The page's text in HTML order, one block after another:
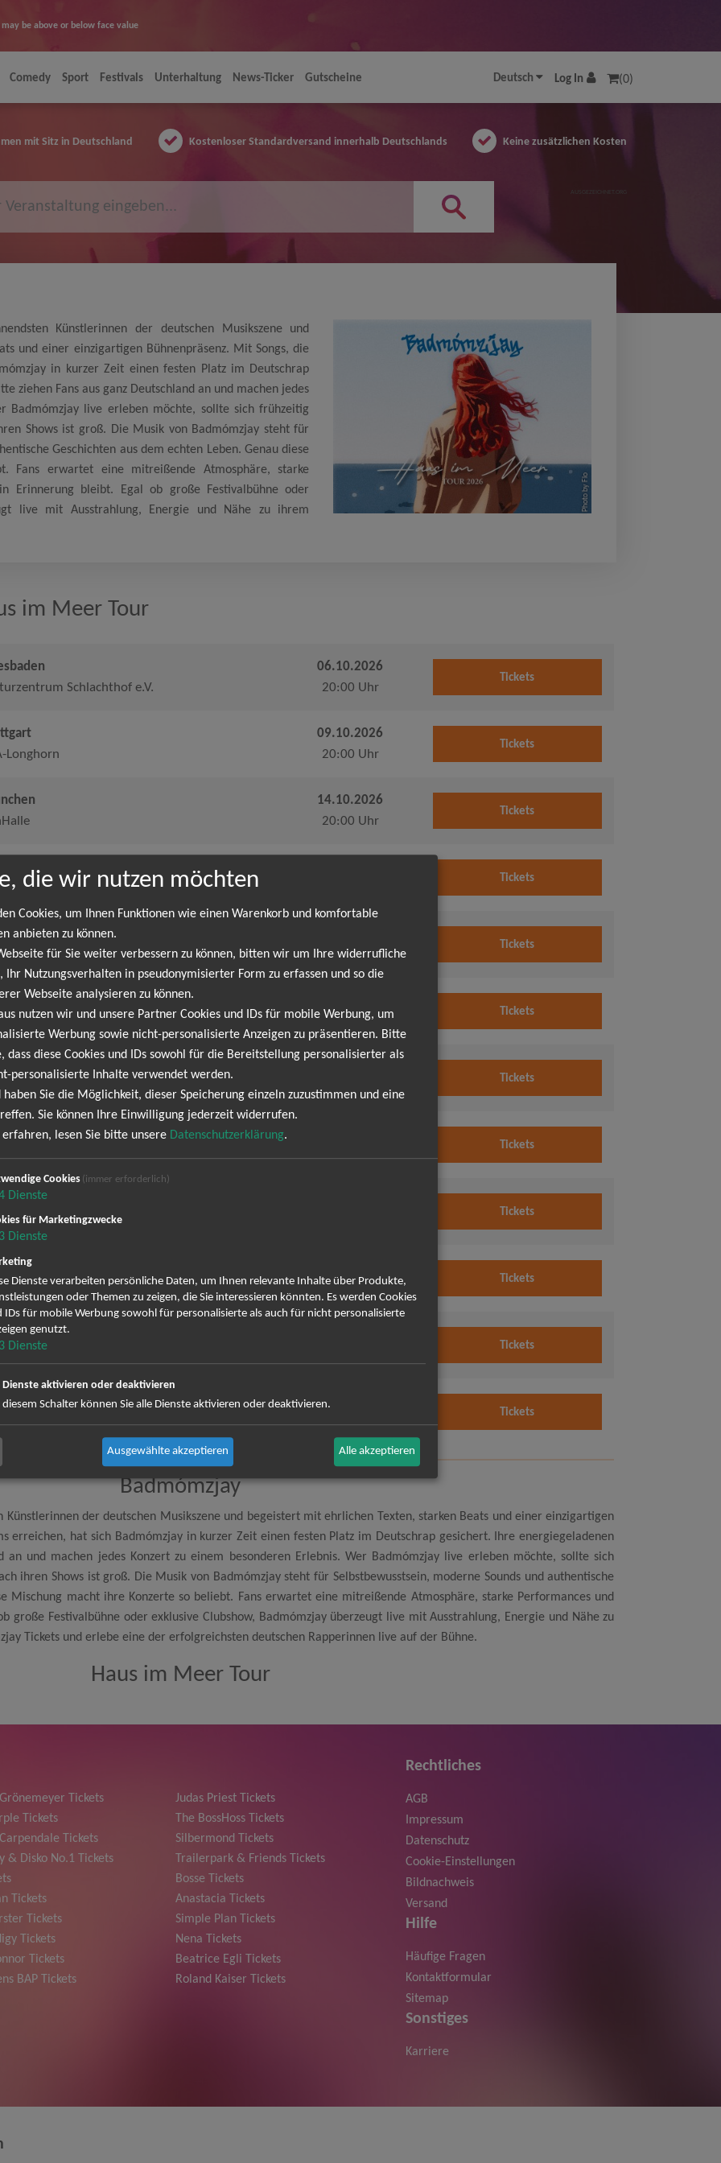
be above or below face value
Deutsch Log In (0)
Comedy Sport Festivals Unterhaltung News-Ticker Gutscheine
mit Sitz in Deutschland Kostenloser Standardversand innerhalb Deutschlands Keine zusätzlichen Kosten
Künstlerinnen der deutschen Musikszene und
und einer einzigartigen Bühnenpräsenz. Mit Songs, die
in kurzer Zeit einen festen Platz im Deutschrap
ziehen Fans aus ganz Deutschland an und machen jedes
Badmómzjay live erleben möchte, sollte sich frühzeitig
Shows ist groß. Die Musik von Badmómzjay steht für
Geschichten aus dem echten Leben. Genau diese
Fans erwartet eine mitreißende Atmosphäre, starke
Erinnerung bleibt. Egal ob große Festivalbühne oder
live mit Ausstrahlung, Energie und Nähe zu ihrem
Photo by Flo
im Meer Tour
Schlachthof e.V.
06.10.2026
20:00 Uhr
Tickets
Longhorn
09.10.2026
20:00 Uhr
Tickets
14.10.2026
20:00 Uhr
Tickets
Tickets
20:00 Uhr
Tickets
20:00 Uhr
Tickets
19:30 Uhr
Tickets
19:30 Uhr
Tickets
2
Tickets
20:00 Uhr
Tickets
Tickets
30.10.2026
20:00 Uhr
Tickets
Badmómzjay
Künstlerinnen der deutschen Musikszene und begeistert mit ehrlichen Texten, starken Beats und einer einzigartigen
erreichen, hat sich Badmómzjay in kurzer Zeit einen festen Platz im Deutschrap gesichert. Ihre energiegeladenen
an und machen jedes Konzert zu einem besonderen Erlebnis. Wer Badmómzjay live erleben möchte, sollte sich
ihren Shows ist groß. Die Musik von Badmómzjay steht für Selbstbewusstsein, moderne Sounds und authentische
Mischung macht ihre Konzerte so beliebt. Fans erwartet eine mitreißende Atmosphäre, starke Performances und
große Festivalbühne oder exklusive Clubshow, Badmómzjay überzeugt live mit Ausstrahlung, Energie und Nähe zu
Tickets und erlebe eine der erfolgreichsten deutschen Rapperinnen live auf der Bühne.
Haus im Meer Tour
Tickets
Tickets
Tickets
& Disko No.1 Tickets
Tickets
Tickets
Tickets
Tickets
BAP Tickets
Judas Priest Tickets
The BossHoss Tickets
Silbermond Tickets
Trailerpark & Friends Tickets
Bosse Tickets
Anastacia Tickets
Simple Plan Tickets
Nena Tickets
Beatrice Egli Tickets
Roland Kaiser Tickets
Rechtliches
AGB
Impressum
Datenschutz
Cookie-Einstellungen
Bildnachweis
Versand
Hilfe
Häufige Fragen
Kontaktformular
Sitemap
Sonstiges
Karriere
die wir nutzen möchten
Cookies, um Ihnen Funktionen wie einen Warenkorb und komfortable
anbieten zu können.
für Sie weiter verbessern zu können, bitten wir um Ihre widerrufliche
Ihr Nutzungsverhalten in pseudonymisierter Form zu erfassen und so die
Webseite analysieren zu können.
nutzen wir und unsere Partner Cookies und IDs für mobile Werbung, um
Werbung sowie nicht-personalisierte Anzeigen zu präsentieren. Bitte
dass diese Cookies und IDs sowohl für die Bereitstellung personalisierter als
personalisierte Inhalte verwendet werden.
haben Sie die Möglichkeit, dieser Speicherung einzeln zuzustimmen und eine
Sie können Ihre Einwilligung jederzeit widerrufen.
lesen Sie bitte unsere Datenschutzerklärung.
Cookies (immer erforderlich)
Dienste
für Marketingzwecke
3 Dienste
Dienste verarbeiten persönliche Daten, um Ihnen relevante Inhalte über Produkte,
oder Themen zu zeigen, die Sie interessieren könnten. Es werden Cookies
IDs für mobile Werbung sowohl für personalisierte als auch für nicht personalisierte
genutzt.
3 Dienste
Dienste aktivieren oder deaktivieren
Schalter können Sie alle Dienste aktivieren oder deaktivieren.
Ausgewählte akzeptieren Alle akzeptieren